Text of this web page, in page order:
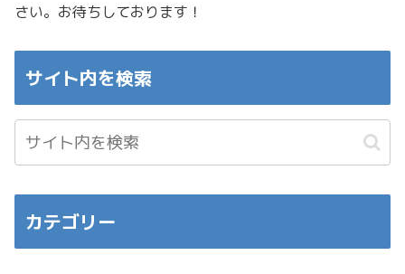
さい。お待ちしております！
サイト内を検索
カテゴリー